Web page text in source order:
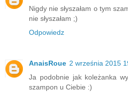
Nigdy nie słyszałam o tym
nie słyszałam ;)
Odpowiedz
AnaisRoue 2 września 2015
Ja podobnie jak koleżanka
szampon u Ciebie :)